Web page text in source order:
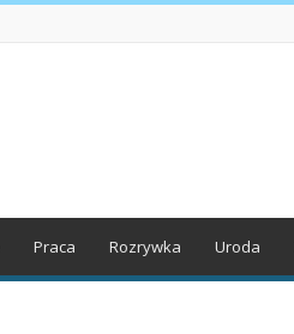
Praca Rozrywka Uroda